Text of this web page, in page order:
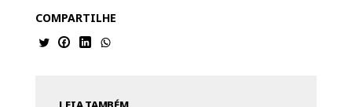
COMPARTILHE